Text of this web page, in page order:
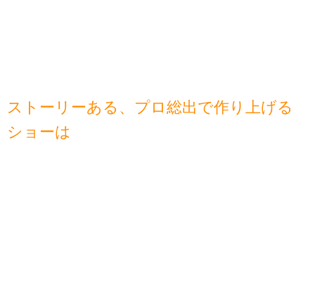
ストーリーある、プロ総出で作り上げる
ショーは